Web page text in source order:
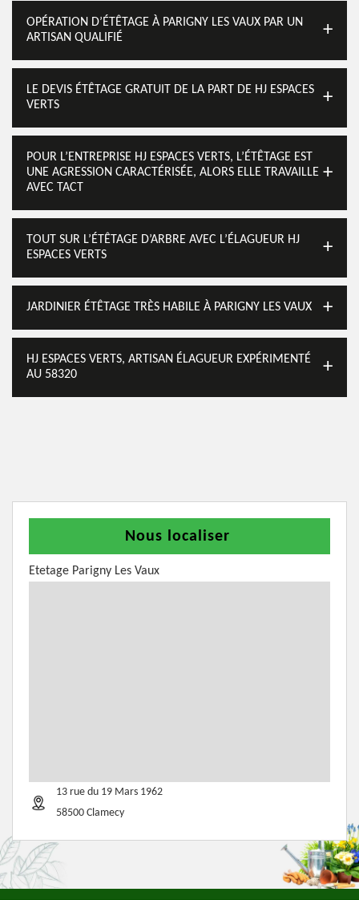
OPÉRATION D’ÉTÊTAGE À PARIGNY LES VAUX PAR UN
ARTISAN QUALIFIÉ
LE DEVIS ÉTÊTAGE GRATUIT DE LA PART DE HJ ESPACES
VERTS
POUR L’ENTREPRISE HJ ESPACES VERTS, L’ÉTÊTAGE EST
UNE AGRESSION CARACTÉRISÉE, ALORS ELLE TRAVAILLE
AVEC TACT
TOUT SUR L’ÉTÊTAGE D’ARBRE AVEC L’ÉLAGUEUR HJ
ESPACES VERTS
JARDINIER ÉTÊTAGE TRÈS HABILE À PARIGNY LES VAUX
HJ ESPACES VERTS, ARTISAN ÉLAGUEUR EXPÉRIMENTÉ
AU 58320
Nous localiser
Etetage Parigny Les Vaux
13 rue du 19 Mars 1962
58500 Clamecy